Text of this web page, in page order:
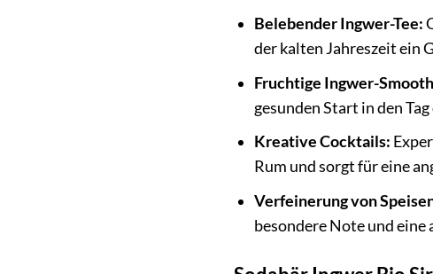
Belebender Ingwer-Tee:
der kalten Jahreszeit ein
Fruchtige Ingwer-
gesunden Start in den
Kreative Cocktails:
Rum und sorgt für eine
Verfeinerung von
besondere Note und eine